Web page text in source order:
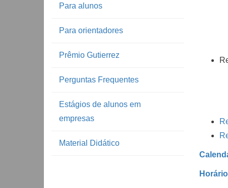
Para alunos
Para orientadores
Prêmio Gutierrez
Perguntas Frequentes
Estágios de alunos em
empresas
Material Didático